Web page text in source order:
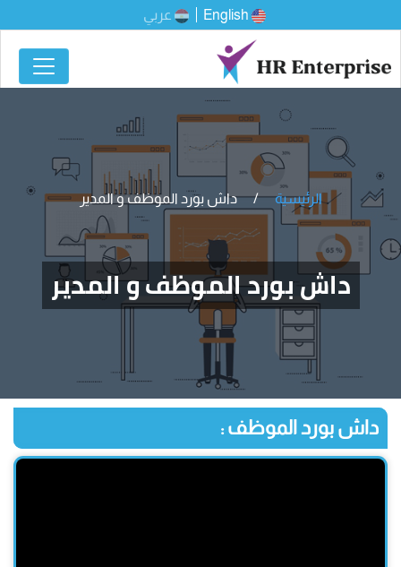
English عربي
الرئيسية داش بورد الموظف و المدير
داش بورد الموظف و المدير
داش بورد الموظف :